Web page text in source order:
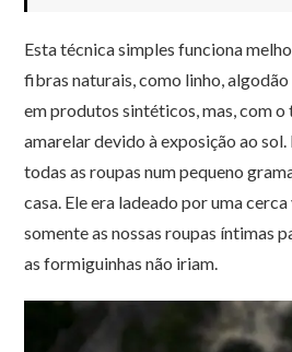
Esta técnica simples funciona
fibras naturais, como linho, algodão
em produtos sintéticos, mas, com o
amarelar devido à exposição ao
todas as roupas num pequeno
casa. Ele era ladeado por uma
somente as nossas roupas íntimas
as formiguinhas não iriam.